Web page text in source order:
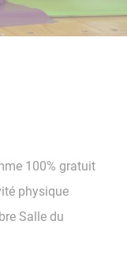
100% gratuit
physique
Salle du